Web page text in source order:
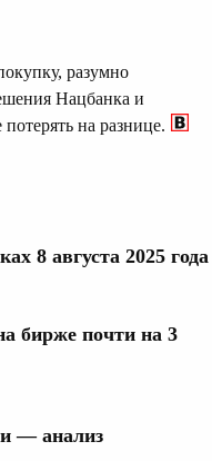
разумно
Нацбанка и
на разнице.
8 августа 2025 года
бирже почти на 3
— анализ